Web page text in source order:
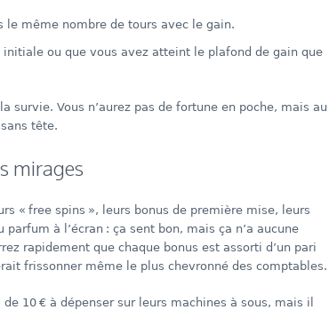
le même nombre de tours avec le gain.
ou que vous avez atteint le plafond de gain que
Vous n’aurez pas de fortune en poche, mais au
tête.
mirages
« free spins », leurs bonus de première mise, leurs
à l’écran : ça sent bon, mais ça n’a aucune
rapidement que chaque bonus est assorti d’un pari
frissonner même le plus chevronné des comptables.
10 € à dépenser sur leurs machines à sous, mais il